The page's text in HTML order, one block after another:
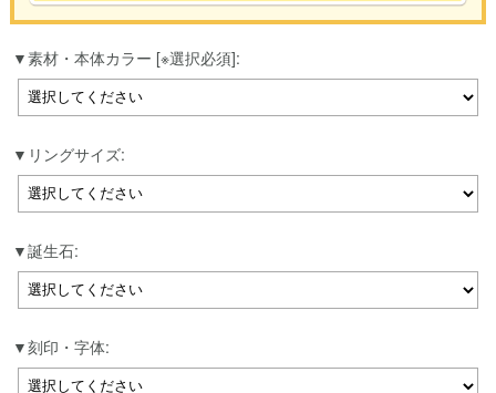
お買い物の前のご登録がおすすめです。
LINEのアカウントを使って簡単に会員登録＆ログインすることも可能です。
素材・本体カラー [※選択必須]:
リングサイズ:
誕生石:
刻印・字体: